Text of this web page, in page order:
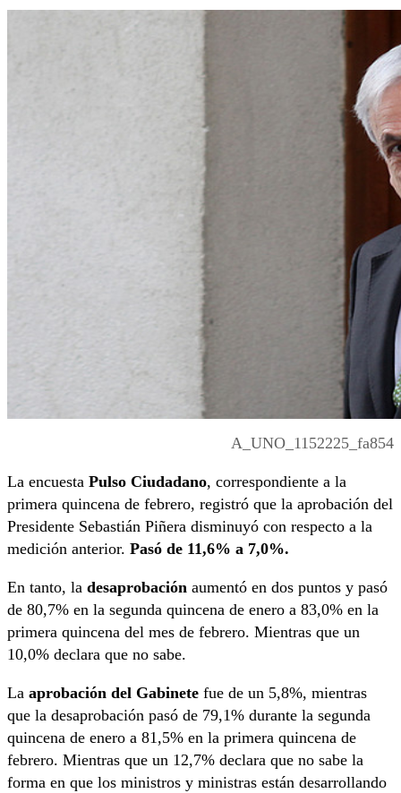
A_UNO_1152225_fa854
La encuesta Pulso Ciudadano, correspondiente a la
primera quincena de febrero, registró que la aprobación del
Presidente Sebastián Piñera disminuyó con respecto a la
medición anterior. Pasó de 11,6% a 7,0%.
En tanto, la desaprobación aumentó en dos puntos y pasó
de 80,7% en la segunda quincena de enero a 83,0% en la
primera quincena del mes de febrero. Mientras que un
10,0% declara que no sabe.
La aprobación del Gabinete fue de un 5,8%, mientras
que la desaprobación pasó de 79,1% durante la segunda
quincena de enero a 81,5% en la primera quincena de
febrero. Mientras que un 12,7% declara que no sabe la
forma en que los ministros y ministras están desarrollando